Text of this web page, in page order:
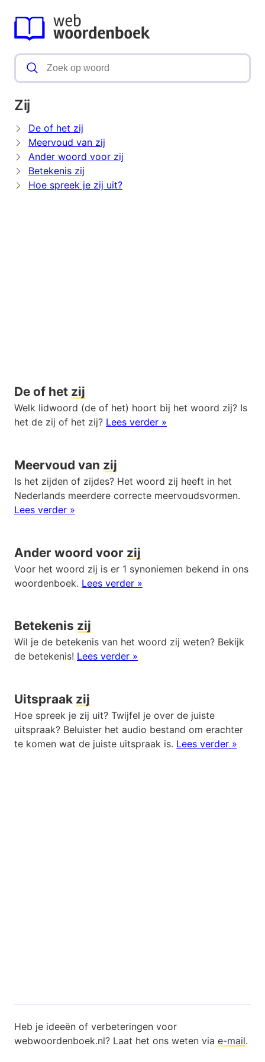
Zij
De of het zij
Meervoud van zij
Ander woord voor zij
Betekenis zij
Hoe spreek je zij uit?
De of het zij
Welk lidwoord (de of het) hoort bij het woord zij? Is
het de zij of het zij? Lees verder »
Meervoud van zij
Is het zijden of zijdes? Het woord zij heeft in het
Nederlands meerdere correcte meervoudsvormen.
Lees verder »
Ander woord voor zij
Voor het woord zij is er 1 synoniemen bekend in ons
woordenboek. Lees verder »
Betekenis zij
Wil je de betekenis van het woord zij weten? Bekijk
de betekenis! Lees verder »
Uitspraak zij
Hoe spreek je zij uit? Twijfel je over de juiste
uitspraak? Beluister het audio bestand om erachter
te komen wat de juiste uitspraak is. Lees verder »
Heb je ideeën of verbeteringen voor
webwoordenboek.nl? Laat het ons weten via e-mail.